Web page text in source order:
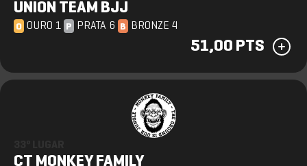
UNION TEAM BJJ
O OURO 1 P PRATA 6 B BRONZE 4
51,00 PTS
CT MONKEY FAMILY